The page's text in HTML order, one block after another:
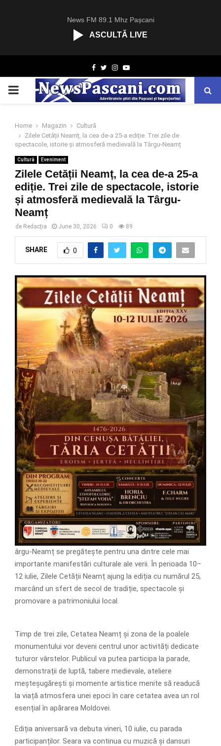
News FM 89.1 Mhz Pașcani
ASCULTĂ LIVE
Facebook
TwitterInstagram
Youtube
PRIMARY
Home Magazin
Cultură
Zilele Cetății Neamț, la cea de-a 25-a ediție. Trei zile de
spectacole, istorie și atmosferă medievală la Târgu-Neamț
Cultură Eveniment
Zilele Cetății Neamț, la cea de-a 25-a
ediție. Trei zile de spectacole, istorie
și atmosferă medievală la Târgu-
Neamț
de Redacția June 30, 2026 0 89
SHARE 0
ârgu-Neamț se pregătește pentru una dintre cele mai
importante manifestări culturale ale verii. În perioada 10–
12 iulie, Zilele Cetății Neamț ajung la ediția cu numărul 25,
marcând un sfert de secol de tradiție, spectacole și
promovare a patrimoniului local.
Timp de trei zile, Cetatea Neamț și zona de la poalele
monumentului vor deveni centrul unor activități dedicate
tuturor vârstelor. Publicul va putea participa la parade,
demonstrații de luptă, tabere medievale, ateliere
meșteșugărești și momente artistice menite să readucă
la viață atmosfera unei epoci în care cetatea avea un rol
esențial în apărarea Moldovei.
Ediția aniversară va debuta vineri, 10 iulie, cu parada
participanților. Seara va continua cu muzică și dansuri